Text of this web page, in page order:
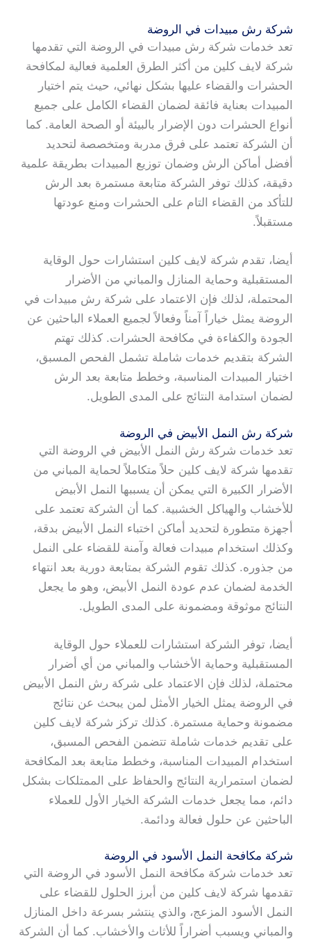
شركة رش مبيدات في الروضة
تعد خدمات شركة رش مبيدات في الروضة التي تقدمها
شركة لايف كلين من أكثر الطرق العلمية فعالية لمكافحة
الحشرات والقضاء عليها بشكل نهائي، حيث يتم اختيار
المبيدات بعناية فائقة لضمان القضاء الكامل على جميع
أنواع الحشرات دون الإضرار بالبيئة أو الصحة العامة. كما
أن الشركة تعتمد على فرق مدربة ومتخصصة لتحديد
أفضل أماكن الرش وضمان توزيع المبيدات بطريقة علمية
دقيقة، كذلك توفر الشركة متابعة مستمرة بعد الرش
للتأكد من القضاء التام على الحشرات ومنع عودتها
مستقبلاً.
أيضا، تقدم شركة لايف كلين استشارات حول الوقاية
المستقبلية وحماية المنازل والمباني من الأضرار
المحتملة، لذلك فإن الاعتماد على شركة رش مبيدات في
الروضة يمثل خياراً آمناً وفعالاً لجميع العملاء الباحثين عن
الجودة والكفاءة في مكافحة الحشرات. كذلك تهتم
الشركة بتقديم خدمات شاملة تشمل الفحص المسبق،
اختيار المبيدات المناسبة، وخطط متابعة بعد الرش
لضمان استدامة النتائج على المدى الطويل.
شركة رش النمل الأبيض في الروضة
تعد خدمات شركة رش النمل الأبيض في الروضة التي
تقدمها شركة لايف كلين حلاً متكاملاً لحماية المباني من
الأضرار الكبيرة التي يمكن أن يسببها النمل الأبيض
للأخشاب والهياكل الخشبية. كما أن الشركة تعتمد على
أجهزة متطورة لتحديد أماكن اختباء النمل الأبيض بدقة،
وكذلك استخدام مبيدات فعالة وآمنة للقضاء على النمل
من جذوره. كذلك تقوم الشركة بمتابعة دورية بعد انتهاء
الخدمة لضمان عدم عودة النمل الأبيض، وهو ما يجعل
النتائج موثوقة ومضمونة على المدى الطويل.
أيضا، توفر الشركة استشارات للعملاء حول الوقاية
المستقبلية وحماية الأخشاب والمباني من أي أضرار
محتملة، لذلك فإن الاعتماد على شركة رش النمل الأبيض
في الروضة يمثل الخيار الأمثل لمن يبحث عن نتائج
مضمونة وحماية مستمرة. كذلك تركز شركة لايف كلين
على تقديم خدمات شاملة تتضمن الفحص المسبق،
استخدام المبيدات المناسبة، وخطط متابعة بعد المكافحة
لضمان استمرارية النتائج والحفاظ على الممتلكات بشكل
دائم، مما يجعل خدمات الشركة الخيار الأول للعملاء
الباحثين عن حلول فعالة ودائمة.
شركة مكافحة النمل الأسود في الروضة
تعد خدمات شركة مكافحة النمل الأسود في الروضة التي
تقدمها شركة لايف كلين من أبرز الحلول للقضاء على
النمل الأسود المزعج، والذي ينتشر بسرعة داخل المنازل
والمباني ويسبب أضراراً للأثاث والأخشاب. كما أن الشركة